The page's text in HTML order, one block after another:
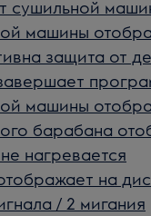
сушильной
машины
защита от
машины
барабана
нагревается
на
/ 2 мигания